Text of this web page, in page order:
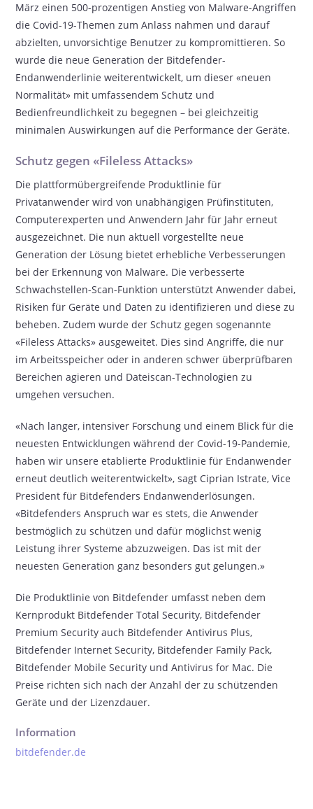
März einen 500-prozentigen Anstieg von Malware-Angriffen
die Covid-19-Themen zum Anlass nahmen und darauf
abzielten, unvorsichtige Benutzer zu kompromittieren. So
wurde die neue Generation der Bitdefender-
Endanwenderlinie weiterentwickelt, um dieser «neuen
Normalität» mit umfassendem Schutz und
Bedienfreundlichkeit zu begegnen – bei gleichzeitig
minimalen Auswirkungen auf die Performance der Geräte.
Schutz gegen «Fileless Attacks»
Die plattformübergreifende Produktlinie für
Privatanwender wird von unabhängigen Prüfinstituten,
Computerexperten und Anwendern Jahr für Jahr erneut
ausgezeichnet. Die nun aktuell vorgestellte neue
Generation der Lösung bietet erhebliche Verbesserungen
bei der Erkennung von Malware. Die verbesserte
Schwachstellen-Scan-Funktion unterstützt Anwender dabei,
Risiken für Geräte und Daten zu identifizieren und diese zu
beheben. Zudem wurde der Schutz gegen sogenannte
«Fileless Attacks» ausgeweitet. Dies sind Angriffe, die nur
im Arbeitsspeicher oder in anderen schwer überprüfbaren
Bereichen agieren und Dateiscan-Technologien zu
umgehen versuchen.
«Nach langer, intensiver Forschung und einem Blick für die
neuesten Entwicklungen während der Covid-19-Pandemie,
haben wir unsere etablierte Produktlinie für Endanwender
erneut deutlich weiterentwickelt», sagt Ciprian Istrate, Vice
President für Bitdefenders Endanwenderlösungen.
«Bitdefenders Anspruch war es stets, die Anwender
bestmöglich zu schützen und dafür möglichst wenig
Leistung ihrer Systeme abzuzweigen. Das ist mit der
neuesten Generation ganz besonders gut gelungen.»
Die Produktlinie von Bitdefender umfasst neben dem
Kernprodukt Bitdefender Total Security, Bitdefender
Premium Security auch Bitdefender Antivirus Plus,
Bitdefender Internet Security, Bitdefender Family Pack,
Bitdefender Mobile Security und Antivirus for Mac. Die
Preise richten sich nach der Anzahl der zu schützenden
Geräte und der Lizenzdauer.
Information
bitdefender.de